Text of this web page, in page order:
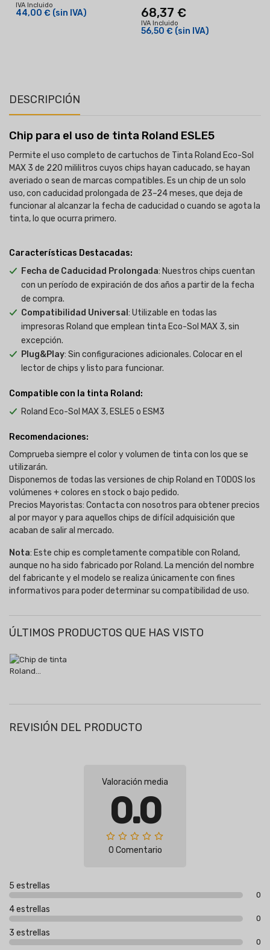
IVA Incluido
44,00 € (sin IVA) 68,37 €
IVA Incluido
56,50 € (sin IVA)
DESCRIPCIÓN
Chip para el uso de tinta Roland ESLE5
Permite el uso completo de cartuchos de Tinta Roland Eco-Sol
MAX 3 de 220 mililitros cuyos chips hayan caducado, se hayan
averiado o sean de marcas compatibles. Es un chip de un solo
uso, con caducidad prolongada de 23–24 meses, que deja de
funcionar al alcanzar la fecha de caducidad o cuando se agota la
tinta, lo que ocurra primero.
Características Destacadas:
Fecha de Caducidad Prolongada: Nuestros chips cuentan
con un período de expiración de dos años a partir de la fecha
de compra.
Compatibilidad Universal : Utilizable en todas las
impresoras Roland que emplean tinta Eco-Sol MAX 3, sin
excepción.
Plug&Play: Sin configuraciones adicionales. Colocar en el
lector de chips y listo para funcionar.
Compatible con la tinta Roland:
Roland Eco-Sol MAX 3, ESLE5 o ESM3
Recomendaciones:
Comprueba siempre el color y volumen de tinta con los que se
utilizarán.
Disponemos de todas las versiones de chip Roland en TODOS los
volúmenes + colores en stock o bajo pedido.
Precios Mayoristas: Contacta con nosotros para obtener precios
al por mayor y para aquellos chips de difícil adquisición que
acaban de salir al mercado.
Nota: Este chip es completamente compatible con Roland,
aunque no ha sido fabricado por Roland. La mención del nombre
del fabricante y el modelo se realiza únicamente con fines
informativos para poder determinar su compatibilidad de uso.
ÚLTIMOS PRODUCTOS QUE HAS VISTO
REVISIÓN DEL PRODUCTO
Valoración media
0.0
0 Comentario
5 estrellas
0
4 estrellas
0
3 estrellas
0